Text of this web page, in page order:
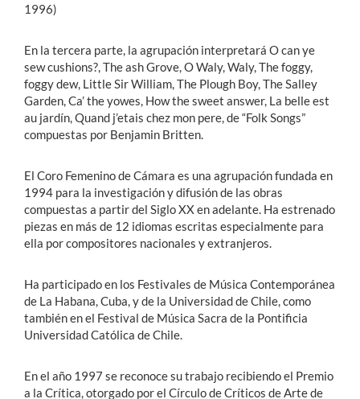
1996)
En la tercera parte, la agrupación interpretará O can ye
sew cushions?, The ash Grove, O Waly, Waly, The foggy,
foggy dew, Little Sir William, The Plough Boy, The Salley
Garden, Ca’ the yowes, How the sweet answer, La belle est
au jardín, Quand j’etais chez mon pere, de “Folk Songs”
compuestas por Benjamin Britten.
El Coro Femenino de Cámara es una agrupación fundada en
1994 para la investigación y difusión de las obras
compuestas a partir del Siglo XX en adelante. Ha estrenado
piezas en más de 12 idiomas escritas especialmente para
ella por compositores nacionales y extranjeros.
Ha participado en los Festivales de Música Contemporánea
de La Habana, Cuba, y de la Universidad de Chile, como
también en el Festival de Música Sacra de la Pontificia
Universidad Católica de Chile.
En el año 1997 se reconoce su trabajo recibiendo el Premio
a la Crítica, otorgado por el Círculo de Críticos de Arte de